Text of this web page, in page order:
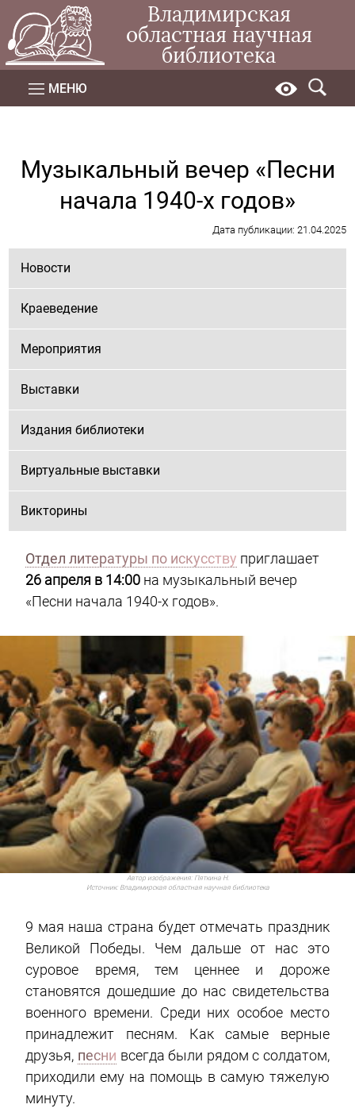
Владимирская
областная научная
библиотека
МЕНЮ
Музыкальный вечер «Песни
начала 1940-х годов»
Дата публикации: 21.04.2025
Новости
Краеведение
Мероприятия
Выставки
Издания библиотеки
Виртуальные выставки
Викторины
Отдел литературы по искусству приглашает
26 апреля в 14:00 на музыкальный вечер
«Песни начала 1940-х годов».
Автор изображения: Пяткина Н.
Источник: Владимирская областная научная библиотека
9 мая наша страна будет отмечать праздник
Великой Победы. Чем дальше от нас это
суровое время, тем ценнее и дороже
становятся дошедшие до нас свидетельства
военного времени. Среди них особое место
принадлежит песням. Как самые верные
друзья, песни всегда были рядом с солдатом,
приходили ему на помощь в самую тяжелую
минуту.